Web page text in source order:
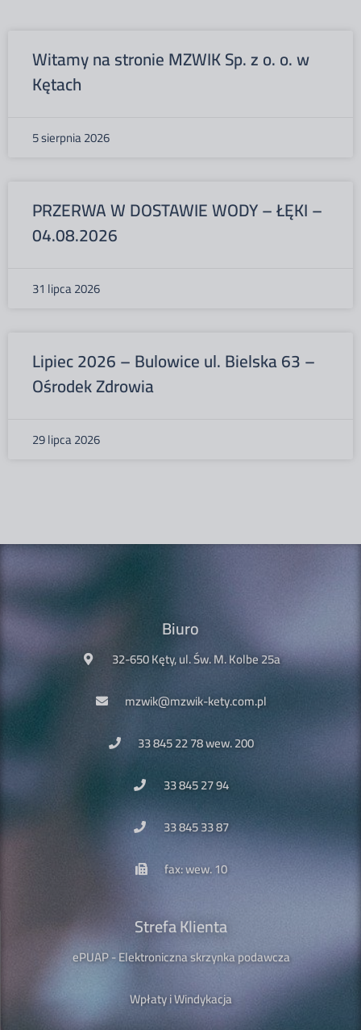
Witamy na stronie MZWIK Sp. z o. o. w
Kętach
5 sierpnia 2026
PRZERWA W DOSTAWIE WODY – ŁĘKI –
04.08.2026
31 lipca 2026
Lipiec 2026 – Bulowice ul. Bielska 63 –
Ośrodek Zdrowia
29 lipca 2026
Biuro
32-650 Kęty, ul. Św. M. Kolbe 25a
mzwik@mzwik-kety.com.pl
33 845 22 78 wew. 200
33 845 27 94
33 845 33 87
fax: wew. 10
Strefa Klienta
ePUAP - Elektroniczna skrzynka podawcza
Wpłaty i Windykacja